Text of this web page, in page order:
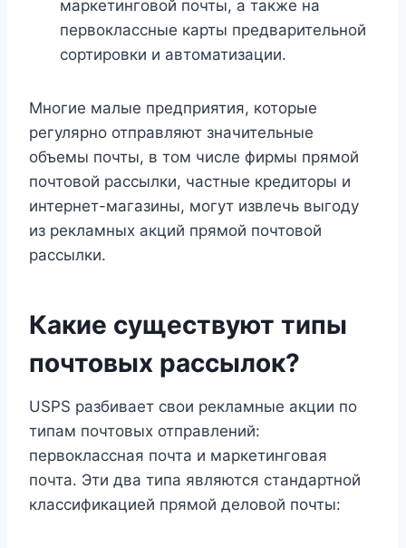
маркетинговой почты, а также на
первоклассные карты предварительной
сортировки и автоматизации.
Многие малые предприятия, которые
регулярно отправляют значительные
объемы почты, в том числе фирмы прямой
почтовой рассылки, частные кредиторы и
интернет-магазины, могут извлечь выгоду
из рекламных акций прямой почтовой
рассылки.
Какие существуют типы
почтовых рассылок?
USPS разбивает свои рекламные акции по
типам почтовых отправлений:
первоклассная почта и маркетинговая
почта. Эти два типа являются стандартной
классификацией прямой деловой почты: